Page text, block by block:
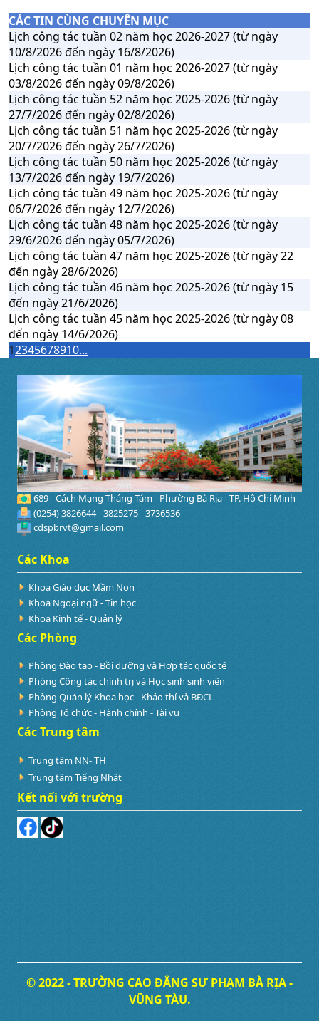
CÁC TIN CÙNG CHUYÊN MỤC
Lịch công tác tuần 02 năm học 2026-2027 (từ ngày
10/8/2026 đến ngày 16/8/2026)
Lịch công tác tuần 01 năm học 2026-2027 (từ ngày
03/8/2026 đến ngày 09/8/2026)
Lịch công tác tuần 52 năm học 2025-2026 (từ ngày
27/7/2026 đến ngày 02/8/2026)
Lịch công tác tuần 51 năm học 2025-2026 (từ ngày
20/7/2026 đến ngày 26/7/2026)
Lịch công tác tuần 50 năm học 2025-2026 (từ ngày
13/7/2026 đến ngày 19/7/2026)
Lịch công tác tuần 49 năm học 2025-2026 (từ ngày
06/7/2026 đến ngày 12/7/2026)
Lịch công tác tuần 48 năm học 2025-2026 (từ ngày
29/6/2026 đến ngày 05/7/2026)
Lịch công tác tuần 47 năm học 2025-2026 (từ ngày 22
đến ngày 28/6/2026)
Lịch công tác tuần 46 năm học 2025-2026 (từ ngày 15
đến ngày 21/6/2026)
Lịch công tác tuần 45 năm học 2025-2026 (từ ngày 08
đến ngày 14/6/2026)
12345678910...
689 - Cách Mạng Tháng Tám - Phường Bà Rịa - TP. Hồ Chí Minh
(0254) 3826644 - 3825275 - 3736536
cdspbrvt@gmail.com
Các Khoa
Khoa Giáo dục Mầm Non
Khoa Ngoại ngữ - Tin học
Khoa Kinh tế - Quản lý
Các Phòng
Phòng Đào tạo - Bồi dưỡng và Hợp tác quốc tế
Phòng Công tác chính trị và Học sinh sinh viên
Phòng Quản lý Khoa học - Khảo thí và BĐCL
Phòng Tổ chức - Hành chính - Tài vụ
Các Trung tâm
Trung tâm NN- TH
Trung tâm Tiếng Nhật
Kết nối với trường
© 2022 - TRƯỜNG CAO ĐẲNG SƯ PHẠM BÀ RỊA -
VŨNG TÀU.